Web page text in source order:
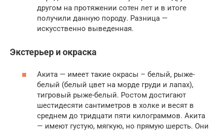
другом на протяжении сотен лет и в итоге
получили данную породу. Разница —
искусственно выведенная.
Экстерьер и окраска
Акита — имеет такие окрасы – белый, рыже-
белый (белый цвет на морде груди и лапах),
тигровый рыже-белый. Ростом достигают
шестидесяти сантиметров в холке и весят в
среднем до тридцати пяти килограммов. Акита
— имеют густую, мягкую, но прямую шерсть. Они